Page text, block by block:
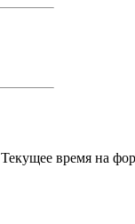
Текущее время на